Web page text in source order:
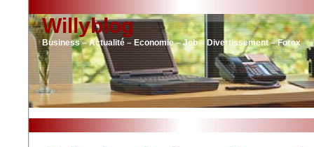
Willyblog
Business – Actualité – Economie – Job – Divertissement – Forex